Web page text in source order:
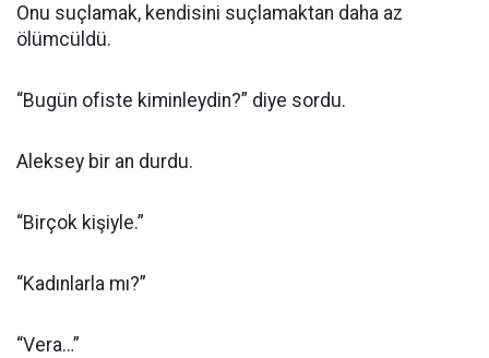
Onu suçlamak, kendisini suçlamaktan daha az
ölümcüldü.
“Bugün ofiste kiminleydin?” diye sordu.
Aleksey bir an durdu.
“Birçok kişiyle.”
“Kadınlarla mı?”
“Vera…”